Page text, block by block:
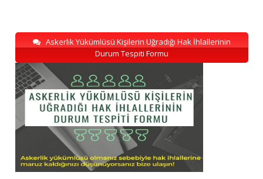
Askerlik Yükümlüsü Kişilerin Uğradığı Hak İhlallerinin
Durum Tespiti Formu